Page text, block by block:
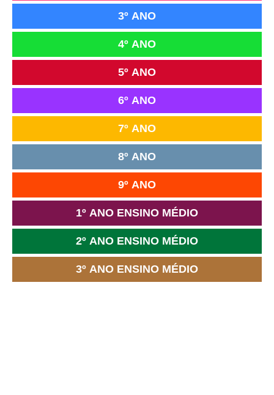
3º ANO
4º ANO
5º ANO
6º ANO
7º ANO
8º ANO
9º ANO
1º ANO ENSINO MÉDIO
2º ANO ENSINO MÉDIO
3º ANO ENSINO MÉDIO